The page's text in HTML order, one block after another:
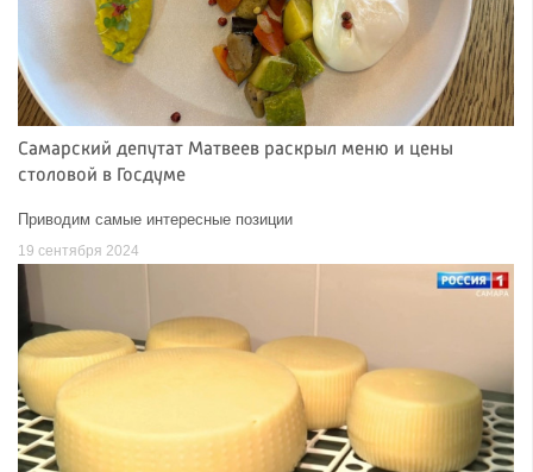
Самарский депутат Матвеев раскрыл меню и цены
столовой в Госдуме
Приводим самые интересные позиции
19 сентября 2024